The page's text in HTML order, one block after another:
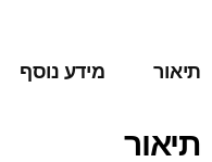
תיאור מידע נוסף
תיאור